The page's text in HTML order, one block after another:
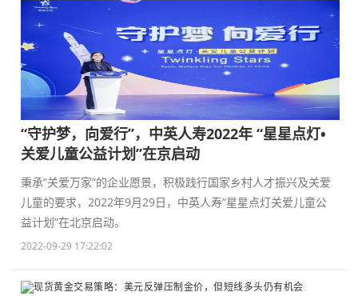
“守护梦，向爱行”，中英人寿2022年 “星星点灯•
关爱儿童公益计划”在京启动
秉承“关爱万家”的企业愿景，积极践行国家乡村人才振兴及关爱
儿童的要求，2022年9月29日，中英人寿“星星点灯关爱儿童公
益计划”在北京启动。
2022-09-29 17:22:02